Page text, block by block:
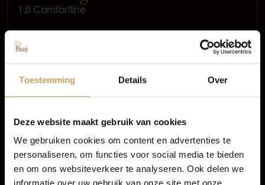
Toestemming Details Over
Deze website maakt gebruik van cookies
We gebruiken cookies om content en advertenties te
personaliseren, om functies voor social media te bieden
en om ons websiteverkeer te analyseren. Ook delen we
1.0 Comfortline
Benzine
Handgeschakeld
€ 10.450Incl. BTW
All-in prijs
Occasions
Autolease
Financiering
Autoverzekeringen